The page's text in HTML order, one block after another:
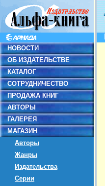
НОВОСТИ
ОБ ИЗДАТЕЛЬСТВЕ
КАТАЛОГ
СОТРУДНИЧЕСТВО
ПРОДАЖА КНИГ
АВТОРЫ
ГАЛЕРЕЯ
МАГАЗИН
Авторы
Жанры
Издательства
Серии